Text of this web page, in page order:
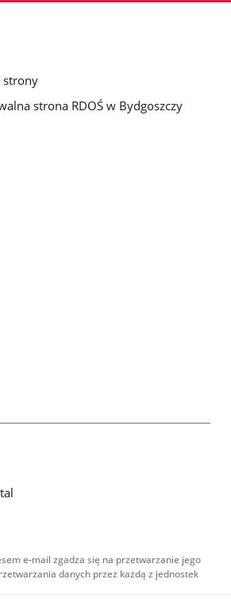
strony
strona RDOŚ w Bydgoszczy
e-mail zgadza się na przetwarzanie jego
danych przez każdą z jednostek